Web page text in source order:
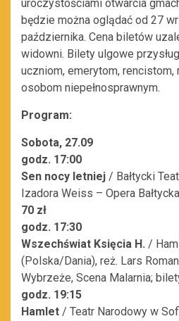
uroczystościami otwarcia
będzie można oglądać od 27
października. Cena biletów
widowni. Bilety ulgowe
uczniom, emerytom, rencistom,
osobom niepełnosprawnym.
Program:
Sobota, 27.09
godz. 17:00
Sen nocy letniej / Bałtycki
Izadora Weiss – Opera
70 zł
godz. 17:30
Wszechświat Księcia H. /
(Polska/Dania), reż. Lars
Wybrzeże, Scena Malarnia;
godz. 19:15
Hamlet / Teatr Narodowy w